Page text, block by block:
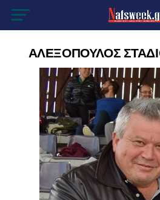
ΑΛΕΞΟΠΟΥΛΟΣ